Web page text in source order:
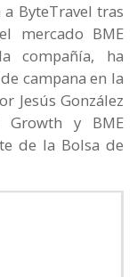
ByteTravel tras
mercado BME
compañía, ha
campana en la
Jesús González
Growth y BME
de la Bolsa de